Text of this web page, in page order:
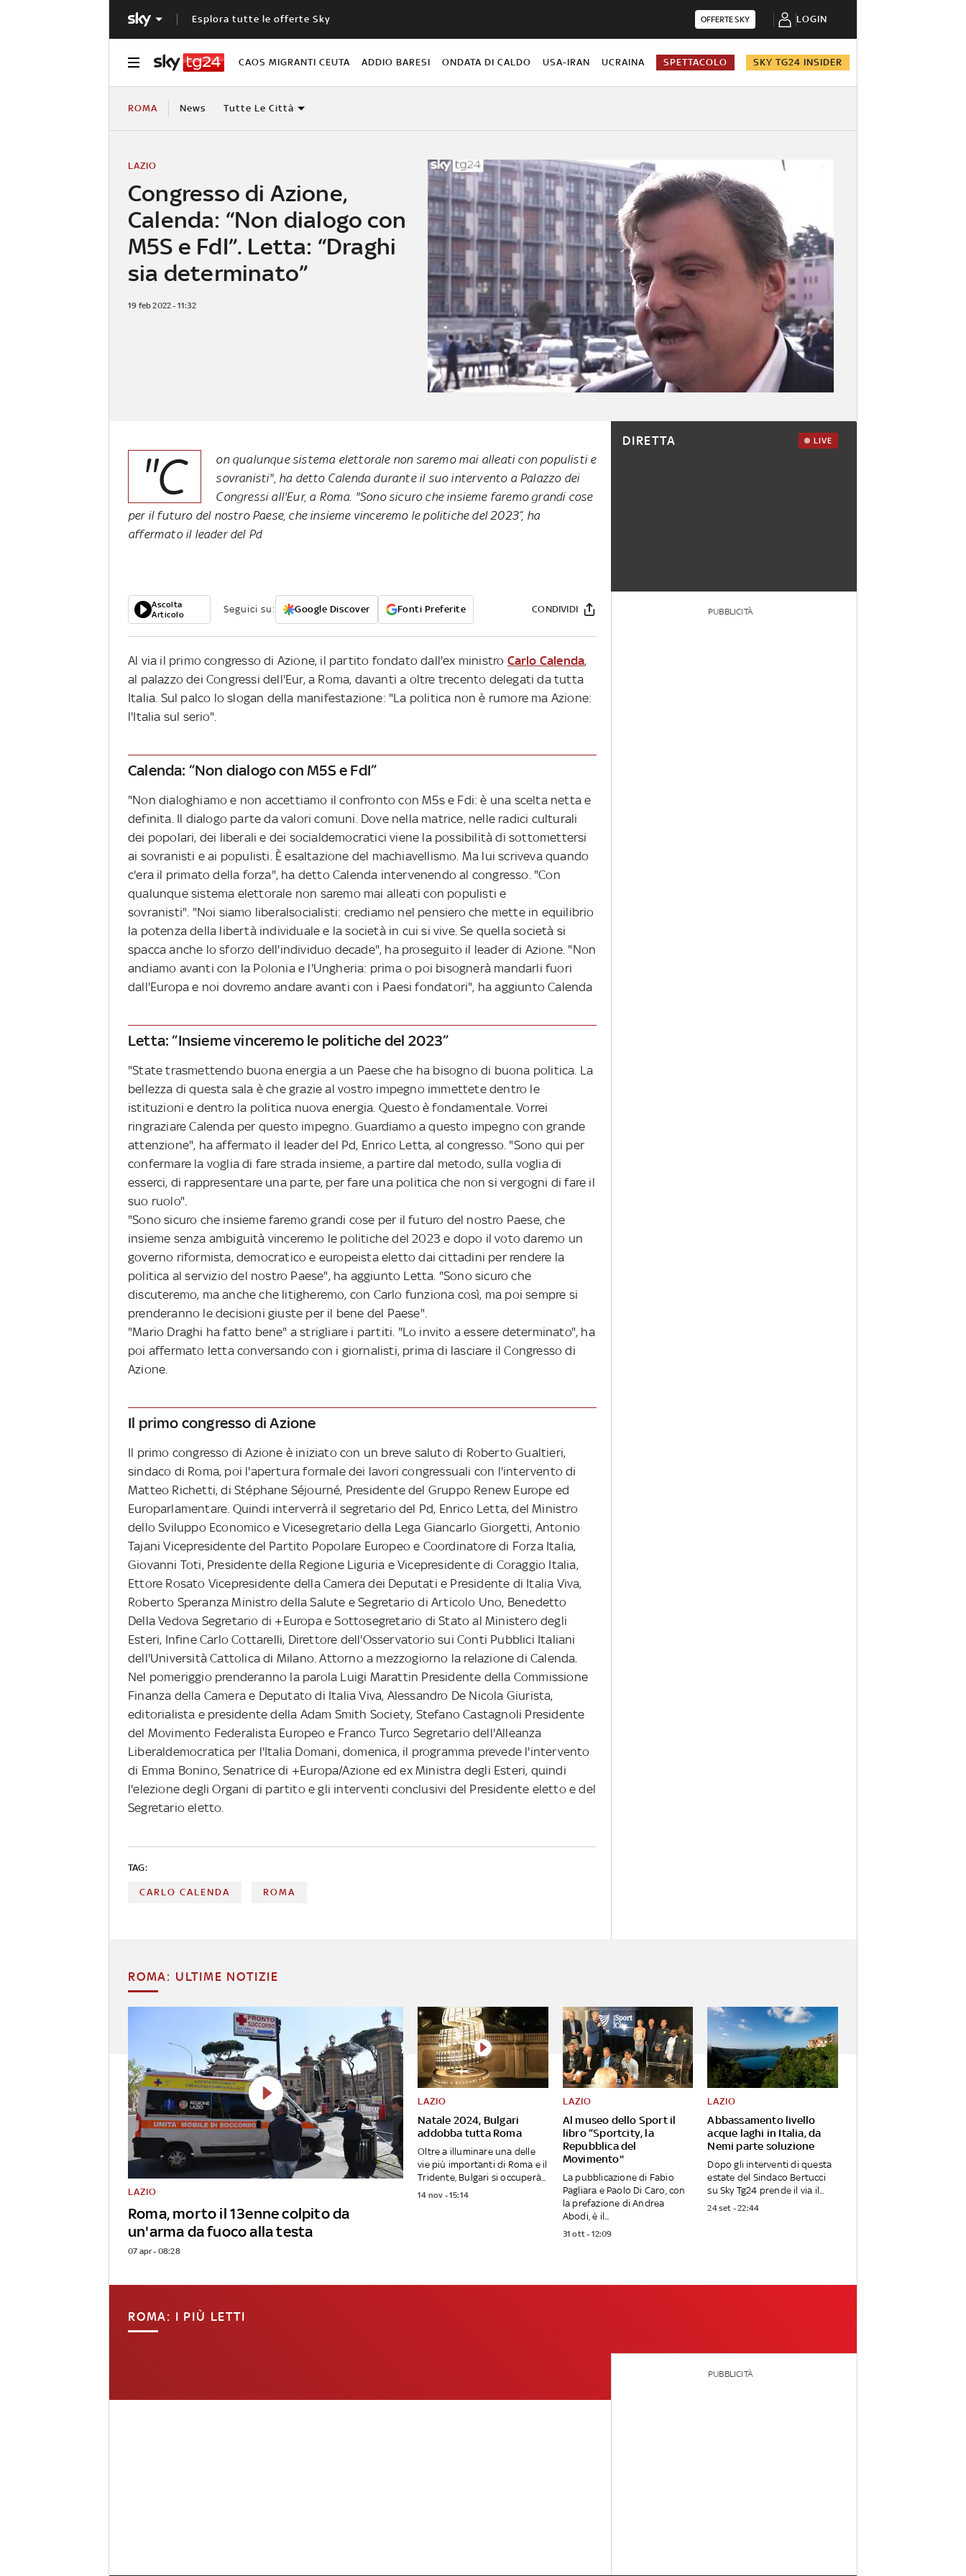
Esplora tutte le offerte Sky OFFERTE SKY LOGIN
CAOS MIGRANTI CEUTA ADDIO BARESI ONDATA DI CALDO USA-IRAN UCRAINA SPETTACOLO SKY TG24 INSIDER
ROMA News Tutte Le Città
Congresso di Azione,
Calenda: “Non dialogo con
M5S e FdI”. Letta: “Draghi
sia determinato”
LAZIO
19 feb 2022 - 11:32
"C
on qualunque sistema elettorale non saremo mai alleati con populisti e
sovranisti", ha detto Calenda durante il suo intervento a Palazzo dei
Congressi all'Eur, a Roma. "Sono sicuro che insieme faremo grandi cose
per il futuro del nostro Paese, che insieme vinceremo le politiche del 2023”, ha
affermato il leader del Pd
Ascolta
Articolo
Seguici su: Google Discover Fonti Preferite CONDIVIDI
Al via il primo congresso di Azione, il partito fondato dall'ex ministro Carlo Calenda,
al palazzo dei Congressi dell'Eur, a Roma, davanti a oltre trecento delegati da tutta
Italia. Sul palco lo slogan della manifestazione: "La politica non è rumore ma Azione:
l'Italia sul serio".
Calenda: “Non dialogo con M5S e FdI”
"Non dialoghiamo e non accettiamo il confronto con M5s e Fdi: è una scelta netta e
definita. Il dialogo parte da valori comuni. Dove nella matrice, nelle radici culturali
dei popolari, dei liberali e dei socialdemocratici viene la possibilità di sottomettersi
ai sovranisti e ai populisti. È esaltazione del machiavellismo. Ma lui scriveva quando
c'era il primato della forza", ha detto Calenda intervenendo al congresso. "Con
qualunque sistema elettorale non saremo mai alleati con populisti e
sovranisti". "Noi siamo liberalsocialisti: crediamo nel pensiero che mette in equilibrio
la potenza della libertà individuale e la società in cui si vive. Se quella società si
spacca anche lo sforzo dell'individuo decade", ha proseguito il leader di Azione. "Non
andiamo avanti con la Polonia e l'Ungheria: prima o poi bisognerà mandarli fuori
dall'Europa e noi dovremo andare avanti con i Paesi fondatori", ha aggiunto Calenda
Letta: “Insieme vinceremo le politiche del 2023”
"State trasmettendo buona energia a un Paese che ha bisogno di buona politica. La
bellezza di questa sala è che grazie al vostro impegno immettete dentro le
istituzioni e dentro la politica nuova energia. Questo è fondamentale. Vorrei
ringraziare Calenda per questo impegno. Guardiamo a questo impegno con grande
attenzione", ha affermato il leader del Pd, Enrico Letta, al congresso. "Sono qui per
confermare la voglia di fare strada insieme, a partire dal metodo, sulla voglia di
esserci, di rappresentare una parte, per fare una politica che non si vergogni di fare il
suo ruolo".
"Sono sicuro che insieme faremo grandi cose per il futuro del nostro Paese, che
insieme senza ambiguità vinceremo le politiche del 2023 e dopo il voto daremo un
governo riformista, democratico e europeista eletto dai cittadini per rendere la
politica al servizio del nostro Paese", ha aggiunto Letta. "Sono sicuro che
discuteremo, ma anche che litigheremo, con Carlo funziona così, ma poi sempre si
prenderanno le decisioni giuste per il bene del Paese".
"Mario Draghi ha fatto bene" a strigliare i partiti. "Lo invito a essere determinato", ha
poi affermato letta conversando con i giornalisti, prima di lasciare il Congresso di
Azione.
Il primo congresso di Azione
Il primo congresso di Azione è iniziato con un breve saluto di Roberto Gualtieri,
sindaco di Roma, poi l'apertura formale dei lavori congressuali con l'intervento di
Matteo Richetti, di Stéphane Séjourné, Presidente del Gruppo Renew Europe ed
Europarlamentare. Quindi interverrà il segretario del Pd, Enrico Letta, del Ministro
dello Sviluppo Economico e Vicesegretario della Lega Giancarlo Giorgetti, Antonio
Tajani Vicepresidente del Partito Popolare Europeo e Coordinatore di Forza Italia,
Giovanni Toti, Presidente della Regione Liguria e Vicepresidente di Coraggio Italia,
Ettore Rosato Vicepresidente della Camera dei Deputati e Presidente di Italia Viva,
Roberto Speranza Ministro della Salute e Segretario di Articolo Uno, Benedetto
Della Vedova Segretario di +Europa e Sottosegretario di Stato al Ministero degli
Esteri, Infine Carlo Cottarelli, Direttore dell'Osservatorio sui Conti Pubblici Italiani
dell'Università Cattolica di Milano. Attorno a mezzogiorno la relazione di Calenda.
Nel pomeriggio prenderanno la parola Luigi Marattin Presidente della Commissione
Finanza della Camera e Deputato di Italia Viva, Alessandro De Nicola Giurista,
editorialista e presidente della Adam Smith Society, Stefano Castagnoli Presidente
del Movimento Federalista Europeo e Franco Turco Segretario dell'Alleanza
Liberaldemocratica per l'Italia Domani, domenica, il programma prevede l'intervento
di Emma Bonino, Senatrice di +Europa/Azione ed ex Ministra degli Esteri, quindi
l'elezione degli Organi di partito e gli interventi conclusivi del Presidente eletto e del
Segretario eletto.
TAG:
CARLO CALENDA ROMA
DIRETTA LIVE
PUBBLICITÀ
ROMA: ULTIME NOTIZIE
Roma, morto il 13enne colpito da
un'arma da fuoco alla testa
LAZIO
07 apr - 08:28
Natale 2024, Bulgari
addobba tutta Roma
LAZIO
Oltre a illuminare una delle
vie più importanti di Roma e il
Tridente, Bulgari si occuperà...
14 nov - 15:14
Al museo dello Sport il
libro “Sportcity, la
Repubblica del
Movimento"
LAZIO
La pubblicazione di Fabio
Pagliara e Paolo Di Caro, con
la prefazione di Andrea
Abodi, è il...
31 ott - 12:09
Abbassamento livello
acque laghi in Italia, da
Nemi parte soluzione
LAZIO
Dopo gli interventi di questa
estate del Sindaco Bertucci
su Sky Tg24 prende il via il...
24 set - 22:44
ROMA: I PIÙ LETTI
PUBBLICITÀ